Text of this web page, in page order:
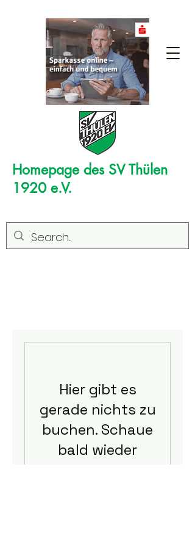
Homepage des SV Thülen
1920 e.V.
Hier gibt es
gerade nichts zu
buchen. Schaue
bald wieder